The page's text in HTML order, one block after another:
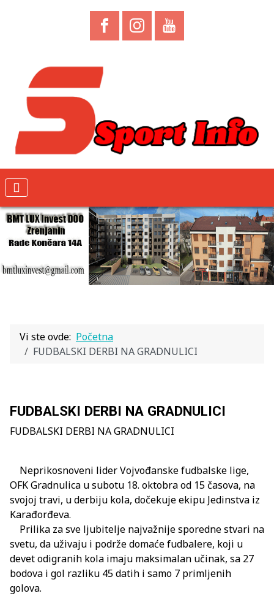
Vi ste ovde: Početna
FUDBALSKI DERBI NA GRADNULICI
FUDBALSKI DERBI NA GRADNULICI
FUDBALSKI DERBI NA GRADNULICI
Neprikosnoveni lider Vojvođanske fudbalske lige,
OFK Gradnulica u subotu 18. oktobra od 15 časova, na
svojoj travi, u derbiju kola, dočekuje ekipu Jedinstva iz
Karađorđeva.
Prilika za sve ljubitelje najvažnije sporedne stvari na
svetu, da uživaju i podrže domaće fudbalere, koji u
devet odigranih kola imaju maksimalan učinak, sa 27
bodova i gol razliku 45 datih i samo 7 primljenih
golova.